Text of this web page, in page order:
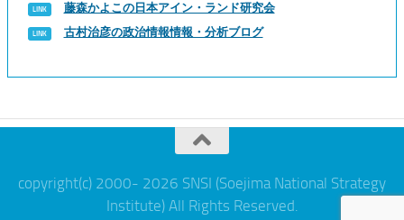
藤森かよこの日本アイン・ランド研究会
古村治彦の政治情報情報・分析ブログ
copyright(c) 2000- 2026 SNSI (Soejima National Strategy
Institute) All Rights Reserved.